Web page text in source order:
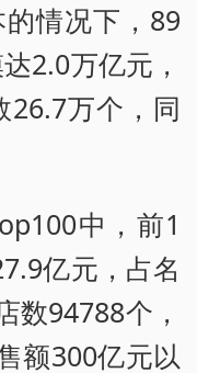
情况下，89
2.0万亿元，
26.7万个，同
中，前1
亿元，占名
数94788个，
额300亿元以